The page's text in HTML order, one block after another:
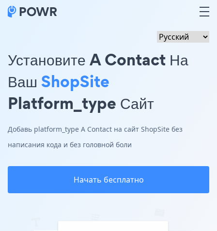
Установите A Contact На
Ваш ShopSite
Platform_type Сайт
Добавь platform_type A Contact на сайт ShopSite без
написания кода и без головной боли
Начать бесплатно